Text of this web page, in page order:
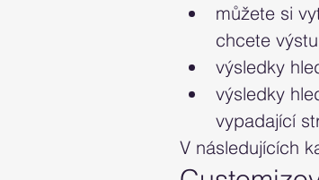
můžete si
chcete
výsledky
výsledky
vypadající
V následujících